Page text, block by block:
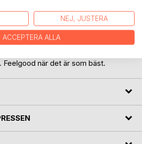
möte och att växa genom möten.
tjugofyra avsnitt.
Wikmans julnoveller är att de alla
när det är som bäst.
NEJ, JUSTERA
ACCEPTERA ALLA